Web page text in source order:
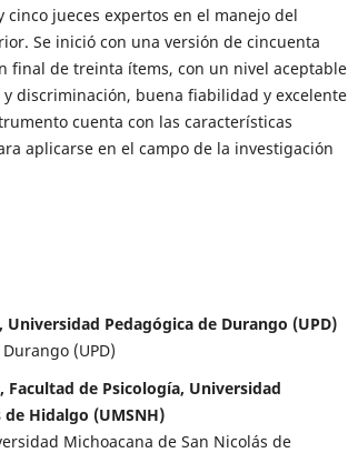
cinco jueces expertos en el manejo del
Se inició con una versión de cincuenta
final de treinta ítems, con un nivel aceptable
discriminación, buena fiabilidad y excelente
cuenta con las características
aplicarse en el campo de la investigación
Universidad Pedagógica de Durango (UPD)
(UPD)
Facultad de Psicología, Universidad
de Hidalgo (UMSNH)
Michoacana de San Nicolás de